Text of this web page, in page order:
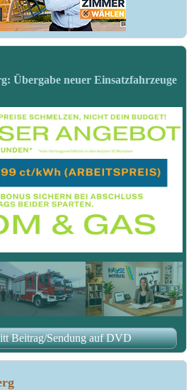
Übergabe neuer Einsatzfahrzeuge
Beitrag/Sendung auf DVD